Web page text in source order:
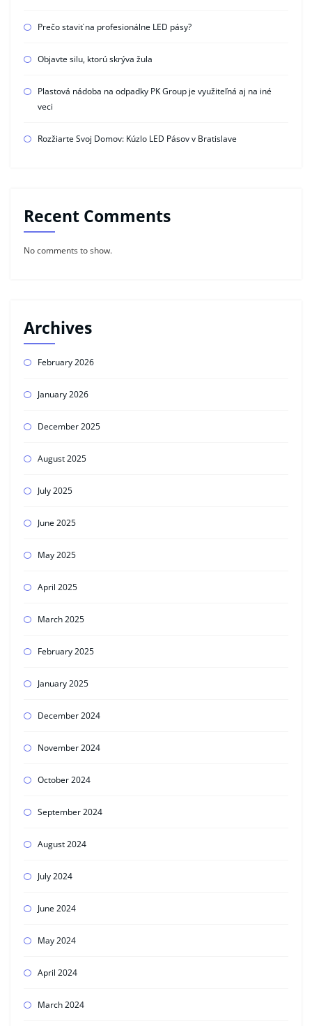
Prečo staviť na profesionálne LED pásy?
Objavte silu, ktorú skrýva žula
Plastová nádoba na odpadky PK Group je využiteľná aj na iné
veci
Rozžiarte Svoj Domov: Kúzlo LED Pásov v Bratislave
Recent Comments
No comments to show.
Archives
February 2026
January 2026
December 2025
August 2025
July 2025
June 2025
May 2025
April 2025
March 2025
February 2025
January 2025
December 2024
November 2024
October 2024
September 2024
August 2024
July 2024
June 2024
May 2024
April 2024
March 2024